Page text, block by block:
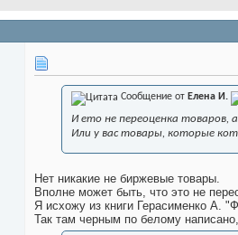
Сообщение от Елена И.
И ето не переоценка товаров,
Или у вас товары, которые
Нет никакие не биржевые товары.
Вполне может быть, что это не
Я исхожу из книги Герасименко А.
Так там черным по белому